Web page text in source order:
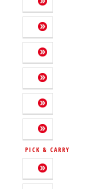
PICK & CARRY